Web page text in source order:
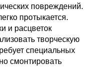
повреждений.
протыкается.
и расцветок
творческую
специальных
смонтировать